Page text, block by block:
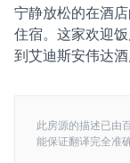
宁静放松的在酒
住宿。这家欢迎
到艾迪斯安伟达酒
此房源的描述已由
能保证翻译完全准确